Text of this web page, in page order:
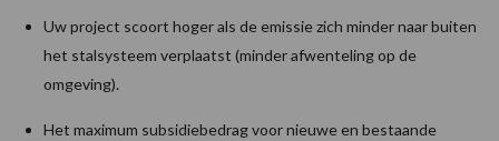
Uw project scoort hoger als de emissie zich minder naar buiten
het stalsysteem verplaatst (minder afwenteling op de
omgeving).
Het maximum subsidiebedrag voor nieuwe en bestaande